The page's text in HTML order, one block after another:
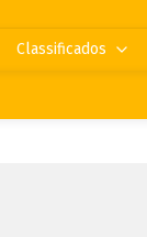
Classificados